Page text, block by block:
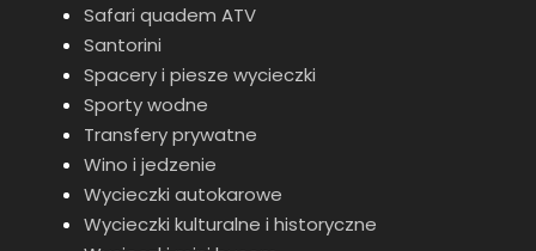
spędź jeszcze jeden przyjemny
dzień w swoim życiu.
Miejsce wyjazdu i powrotu
Odbiór i powrót z hotelu
Safari quadem ATV
Santorini
Spacery i piesze wycieczki
Sporty wodne
Transfery prywatne
Wino i jedzenie
Wycieczki autokarowe
Wycieczki kulturalne i historyczne